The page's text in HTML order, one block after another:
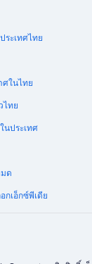
ระเทศไทย
ในไทย
ไทย
นประเทศ
ด
กเอ็กซ์พีเดีย